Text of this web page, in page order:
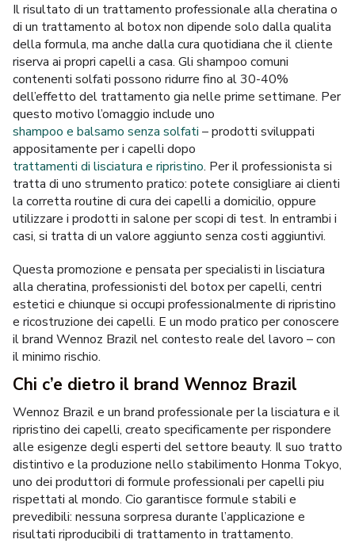
Il risultato di un trattamento professionale alla cheratina o
di un trattamento al botox non dipende solo dalla qualita
della formula, ma anche dalla cura quotidiana che il cliente
riserva ai propri capelli a casa. Gli shampoo comuni
contenenti solfati possono ridurre fino al 30-40%
dell’effetto del trattamento gia nelle prime settimane. Per
questo motivo l’omaggio include uno
shampoo e balsamo senza solfati – prodotti sviluppati
appositamente per i capelli dopo
trattamenti di lisciatura e ripristino. Per il professionista si
tratta di uno strumento pratico: potete consigliare ai clienti
la corretta routine di cura dei capelli a domicilio, oppure
utilizzare i prodotti in salone per scopi di test. In entrambi i
casi, si tratta di un valore aggiunto senza costi aggiuntivi.
Questa promozione e pensata per specialisti in lisciatura
alla cheratina, professionisti del botox per capelli, centri
estetici e chiunque si occupi professionalmente di ripristino
e ricostruzione dei capelli. E un modo pratico per conoscere
il brand Wennoz Brazil nel contesto reale del lavoro – con
il minimo rischio.
Chi c’e dietro il brand Wennoz Brazil
Wennoz Brazil e un brand professionale per la lisciatura e il
ripristino dei capelli, creato specificamente per rispondere
alle esigenze degli esperti del settore beauty. Il suo tratto
distintivo e la produzione nello stabilimento Honma Tokyo,
uno dei produttori di formule professionali per capelli piu
rispettati al mondo. Cio garantisce formule stabili e
prevedibili: nessuna sorpresa durante l’applicazione e
risultati riproducibili di trattamento in trattamento.